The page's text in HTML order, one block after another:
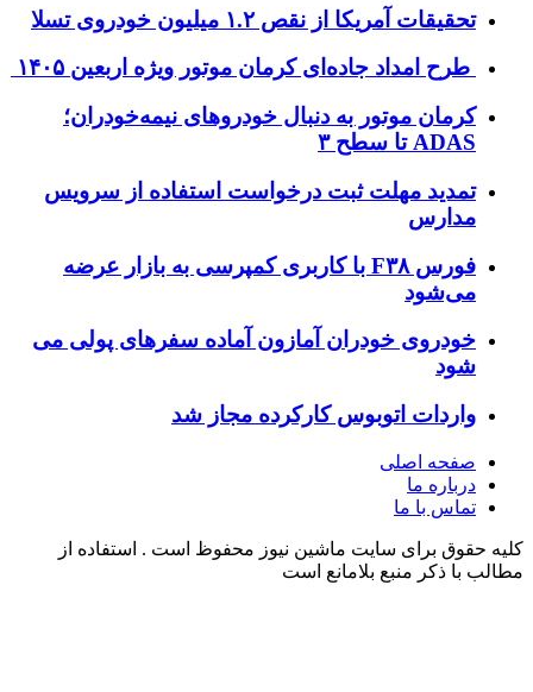
آمریکا از نقص ۱.۲ میلیون خودروی تسلا
امداد جاده‌ای کرمان موتور ویژه اربعین ۱۴۰۵
موتور به دنبال خودروهای نیمه‌خودران؛
مهلت ثبت درخواست استفاده از سرویس
فورس F۳۸ با کاربری کمپرسی به بازار عرضه
خودران آمازون آماده سفرهای پولی می
اتوبوس‌ کارکرده مجاز شد
اصلی
ما
با ما
برای سایت ماشین نیوز محفوظ است . استفاده از
ذکر منبع بلامانع است